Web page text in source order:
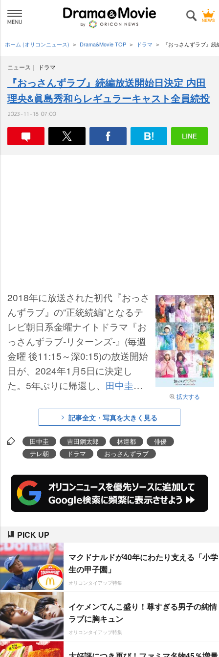
ホーム (オリコンニュース) Drama&Movie TOP ドラマ 『おっさんずラブ』
ニュース ドラマ
『おっさんずラブ』続編放送開始日決定 内田
理央&眞島秀和らレギュラーキャスト全員続投
2023-11-18 07:00
拡大する
2018年に放送された初代『おっさ
んずラブ』の“正統続編”となるテ
レビ朝日系金曜ナイトドラマ『お
っさんずラブ-リターンズ-』(毎週
金曜 後11:15～深0:15)の放送開始
日が、2024年1月5日に決定し
た。5年ぶりに帰還し、 田中圭、
紺作の新ビジュアルが公開され、
全キャストの続投が発表された。
記事全文・写真を大きく見る
田中圭 吉田鋼太郎 林遣都
俳優
テレ朝
ドラマ おっさんずラブ
PICK UP
マクドナルドが40年にわたり支える「小学
生の甲子園」
オリコンタイアップ特集
イケメンてんこ盛り！尊すぎる男子の純情
ラブに胸キュン
オリコンタイアップ特集